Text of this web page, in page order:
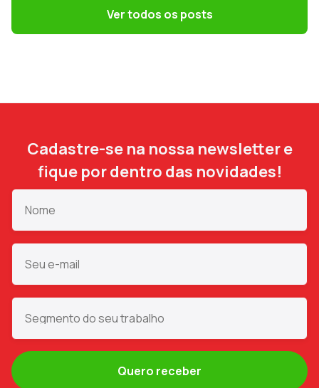
o DP precisa saberVer todos os posts
Cadastre-se na nossa newsletter e
fique por dentro das novidades!